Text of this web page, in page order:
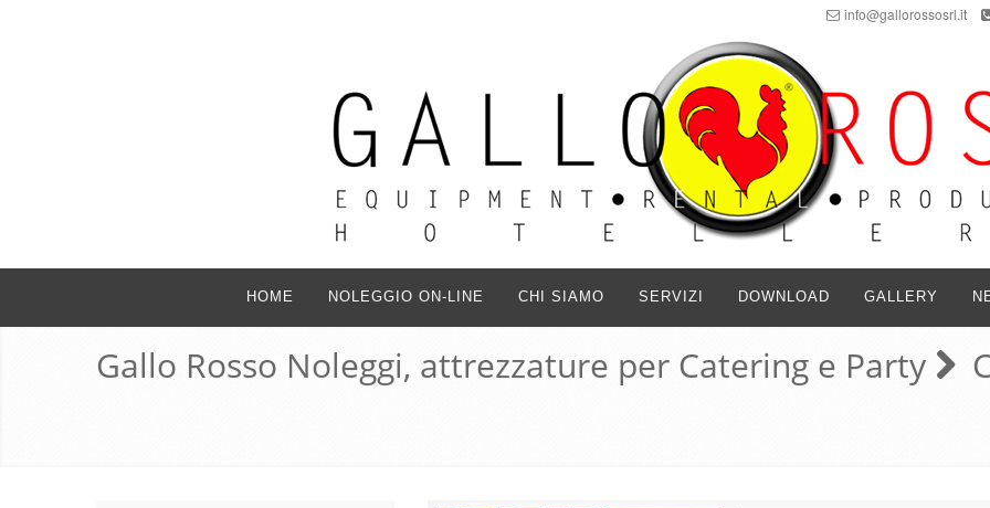
info@gallorossosrl.it
HOME NOLEGGIO ON-LINE CHI SIAMO SERVIZI DOWNLOAD GALLERY
Gallo Rosso Noleggi, attrezzature per Catering e Party